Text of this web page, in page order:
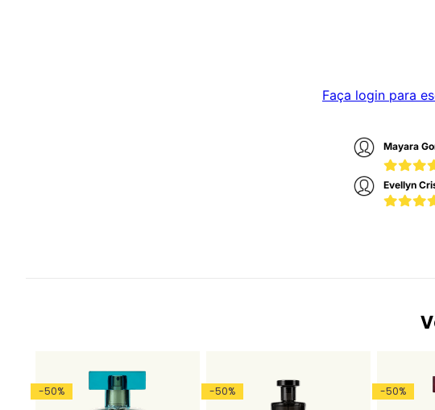
Faça login para
Mayara
Evellyn
-50% -50% -50%